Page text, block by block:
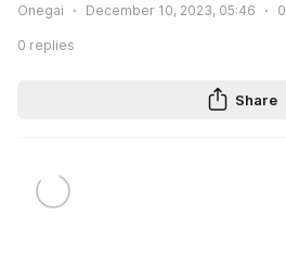
Onegai December 10, 2023, 05:46 0
0 replies
Share